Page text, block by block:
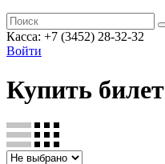
Касса: +7 (3452) 28-32-32
Войти
Купить билет